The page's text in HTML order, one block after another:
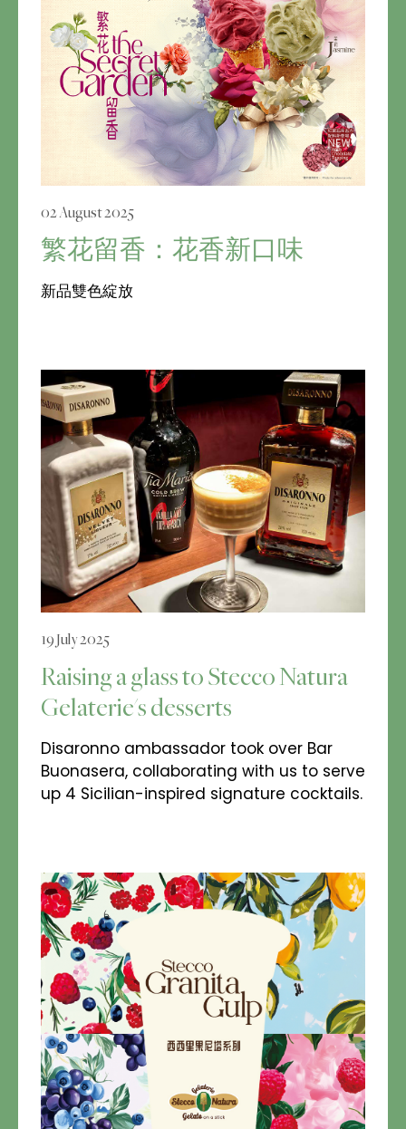
02 August 2025
繁花留香：花香新口味
新品雙色綻放
19 July 2025
Raising a glass to Stecco Natura
Gelaterie's desserts
Disaronno ambassador took over Bar
Buonasera, collaborating with us to serve
up 4 Sicilian-inspired signature cocktails.